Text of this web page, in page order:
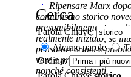
Le
Ripensare Marx
comunismo storico
presumibilmemente
realmente iniziato, se
pensatori critici e
vere e proprie correnti
nonché consistenti.
Cerca
Parola Chiave:
Alcune parole
Ordina: